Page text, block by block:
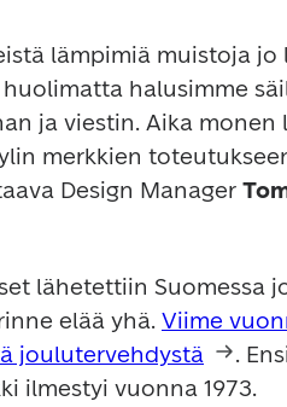
lämpimiä muistoja jo
halusimme
ja viestin. Aika monen
merkkien
Design Manager
lähetettiin Suomessa
elää yhä. Viime
joulutervehdystä
.
ilmestyi vuonna 1973.